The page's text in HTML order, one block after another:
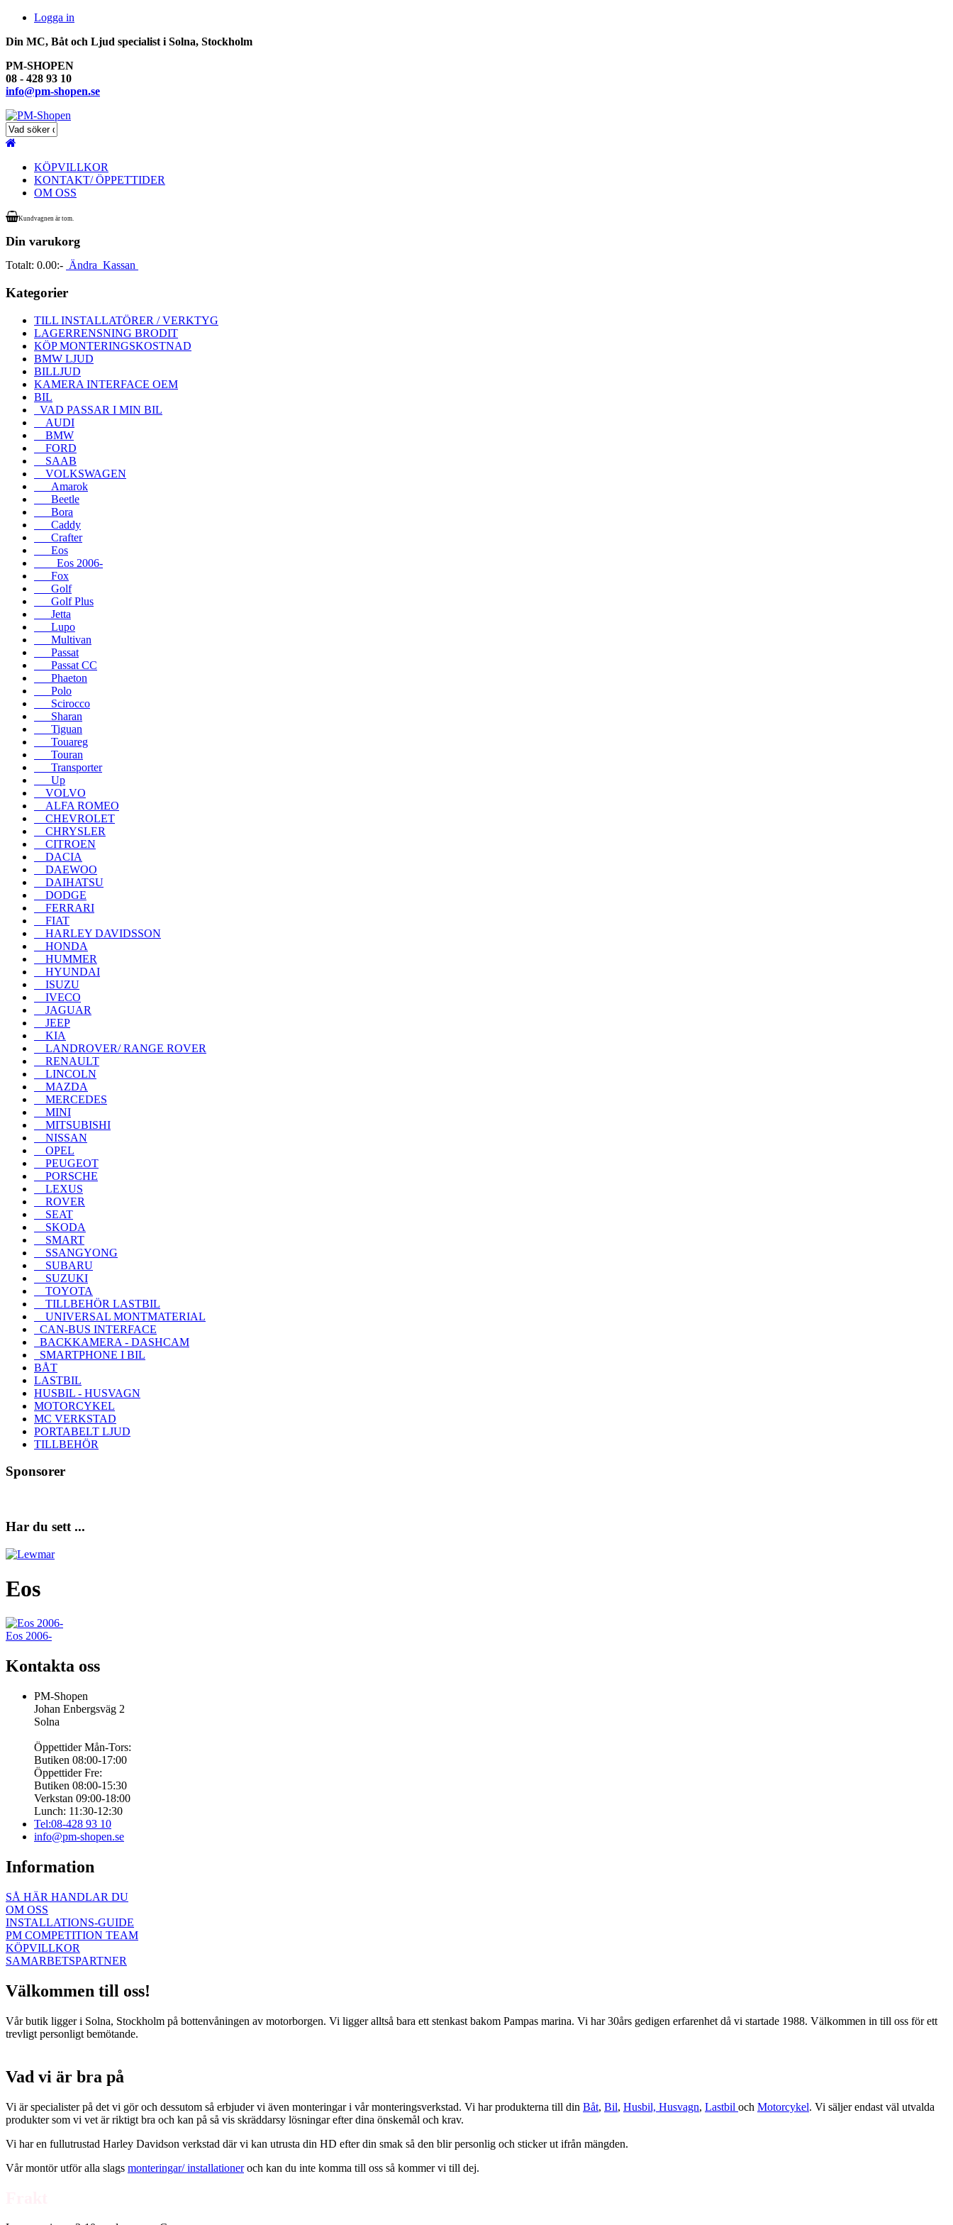
Logga in
Din MC, Båt och Ljud specialist i Solna, Stockholm
PM-SHOPEN
08 - 428 93 10
info@pm-shopen.se
KÖPVILLKOR
KONTAKT/ ÖPPETTIDER
OM OSS
Kundvagnen är tom.
Din varukorg
Totalt: 0.00:- Ändra Kassan
Kategorier
TILL INSTALLATÖRER / VERKTYG
LAGERRENSNING BRODIT
KÖP MONTERINGSKOSTNAD
BMW LJUD
BILLJUD
KAMERA INTERFACE OEM
BIL
VAD PASSAR I MIN BIL
AUDI
BMW
FORD
SAAB
VOLKSWAGEN
Amarok
Beetle
Bora
Caddy
Crafter
Eos
Eos 2006-
Fox
Golf
Golf Plus
Jetta
Lupo
Multivan
Passat
Passat CC
Phaeton
Polo
Scirocco
Sharan
Tiguan
Touareg
Touran
Transporter
Up
VOLVO
ALFA ROMEO
CHEVROLET
CHRYSLER
CITROEN
DACIA
DAEWOO
DAIHATSU
DODGE
FERRARI
FIAT
HARLEY DAVIDSSON
HONDA
HUMMER
HYUNDAI
ISUZU
IVECO
JAGUAR
JEEP
KIA
LANDROVER/ RANGE ROVER
RENAULT
LINCOLN
MAZDA
MERCEDES
MINI
MITSUBISHI
NISSAN
OPEL
PEUGEOT
PORSCHE
LEXUS
ROVER
SEAT
SKODA
SMART
SSANGYONG
SUBARU
SUZUKI
TOYOTA
TILLBEHÖR LASTBIL
UNIVERSAL MONTMATERIAL
CAN-BUS INTERFACE
BACKKAMERA - DASHCAM
SMARTPHONE I BIL
BÅT
LASTBIL
HUSBIL - HUSVAGN
MOTORCYKEL
MC VERKSTAD
PORTABELT LJUD
TILLBEHÖR
Sponsorer
Har du sett ...
Eos
Eos 2006-
Kontakta oss
PM-Shopen
Johan Enbergsväg 2
Solna
Öppettider Mån-Tors:
Butiken 08:00-17:00
Öppettider Fre:
Butiken 08:00-15:30
Verkstan 09:00-18:00
Lunch: 11:30-12:30
Tel:08-428 93 10
info@pm-shopen.se
Information
SÅ HÄR HANDLAR DU
OM OSS
INSTALLATIONS-GUIDE
PM COMPETITION TEAM
KÖPVILLKOR
SAMARBETSPARTNER
Välkommen till oss!
Vår butik ligger i Solna, Stockholm på bottenvåningen av motorborgen. Vi ligger alltså bara ett stenkast bakom Pampas marina. Vi har 30års gedigen erfarenhet då vi startade 1988. Välkommen in till oss för ett
trevligt personligt bemötande.
Vad vi är bra på
Vi är specialister på det vi gör och dessutom så erbjuder vi även monteringar i vår monteringsverkstad. Vi har produkterna till din Båt, Bil, Husbil, Husvagn, Lastbil och Motorcykel. Vi säljer endast väl utvalda
produkter som vi vet är riktigt bra och kan på så vis skräddarsy lösningar efter dina önskemål och krav.
Vi har en fullutrustad Harley Davidson verkstad där vi kan utrusta din HD efter din smak så den blir personlig och sticker ut ifrån mängden.
Vår montör utför alla slags monteringar/ installationeroch kan du inte komma till oss så kommer vi till dej.